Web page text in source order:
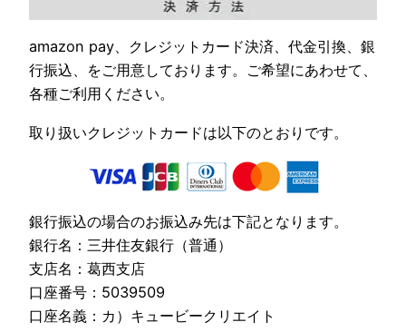
amazon pay、クレジットカード決済、代金引換、銀
行振込、をご用意しております。ご希望にあわせて、
各種ご利用ください。
取り扱いクレジットカードは以下のとおりです。
銀行振込の場合のお振込み先は下記となります。
銀行名：三井住友銀行（普通）
支店名：葛西支店
口座番号：5039509
口座名義：カ）キュービークリエイト